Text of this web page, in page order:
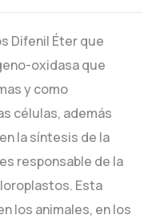
Difenil Éter que
oxidasa que
y como
células, además
la síntesis de la
responsable de la
Esta
los animales, en los